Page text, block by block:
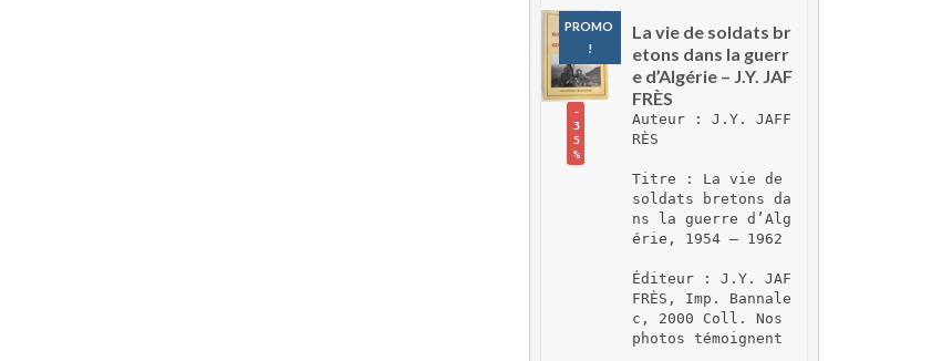
PROMO
!
-
3
5
%
La vie de soldats br
etons dans la guerr
e d’Algérie – J.Y. JAF
FRÈS
Auteur : J.Y. JAFF
RÈS
Titre : La vie de
soldats bretons da
ns la guerre d’Alg
érie, 1954 – 1962
Éditeur : J.Y. JAF
FRÈS, Imp. Bannale
c, 2000 Coll. Nos
photos témoignent